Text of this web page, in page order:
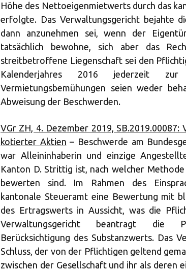
Höhe des Nettoeigenmietwerts durch das
erfolgte. Das Verwaltungsgericht bejahte
dann anzunehmen sei, wenn der
tatsächlich bewohne, sich aber das
streitbetroffene Liegenschaft sei den
Kalenderjahres 2016 jederzeit zur
Vermietungsbemühungen seien weder
Abweisung der Beschwerden.
VGr ZH, 4. Dezember 2019,
kotierter Aktien – Beschwerde am
war Alleininhaberin und einzige
Kanton D. Strittig ist, nach welcher
bewerten sind. Im Rahmen des
kantonale Steueramt eine Bewertung mit
des Ertragswerts in Aussicht, was die
Verwaltungsgericht beantragt die
Berücksichtigung des Substanzwerts. Das
Schluss, der von der Pflichtigen geltend
zwischen der Gesellschaft und ihr als deren